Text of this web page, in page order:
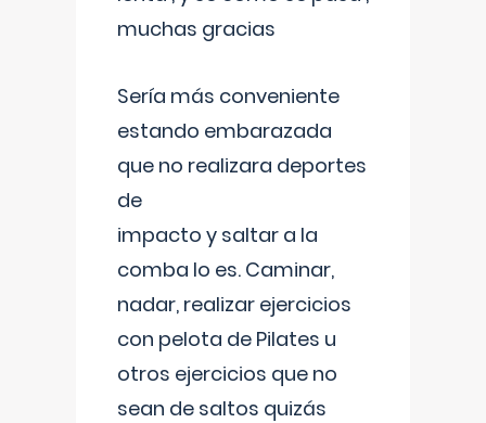
muchas gracias
Sería más conveniente
estando embarazada
que no realizara deportes
de
impacto y saltar a la
comba lo es. Caminar,
nadar, realizar ejercicios
con pelota de Pilates u
otros ejercicios que no
sean de saltos quizás